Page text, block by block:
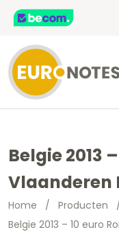
Belgie 2013
Vlaanderen
Home / Producten
Belgie 2013 – 10 euro